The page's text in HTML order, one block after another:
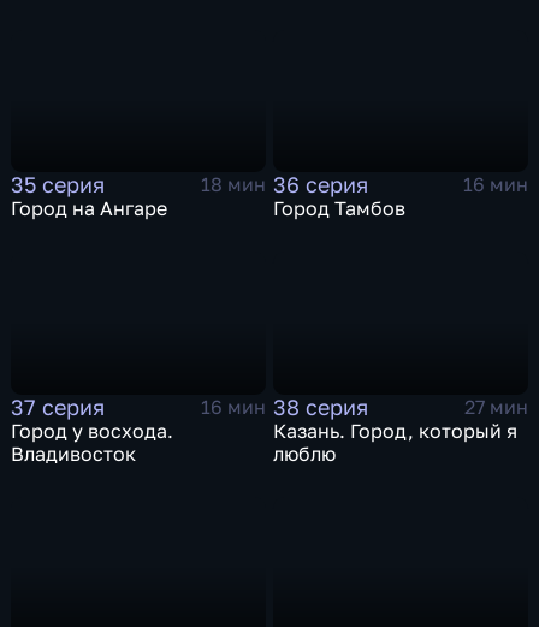
35 серия
18 мин
Город на Ангаре
36 серия
16 мин
Город Тамбов
37 серия
16 мин
Город у восхода.
Владивосток
38 серия
27 мин
Казань. Город, который я
люблю